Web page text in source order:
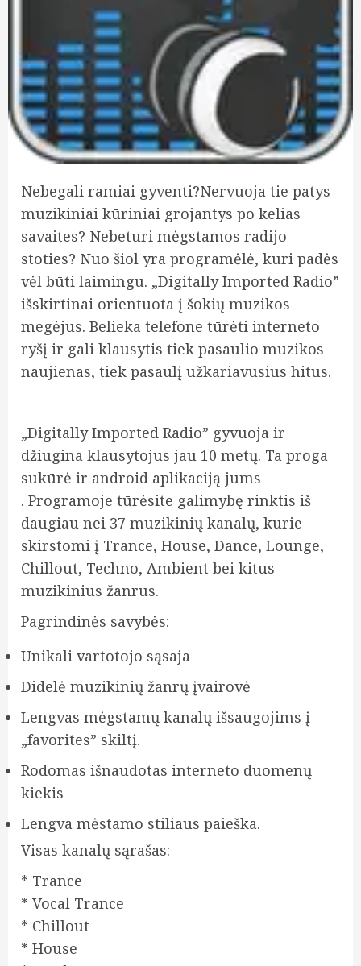
Nebegali ramiai gyventi?Nervuoja tie patys
muzikiniai kūriniai grojantys po kelias
savaites? Nebeturi mėgstamos radijo
stoties? Nuo šiol yra programėlė, kuri padės
vėl būti laimingu. „Digitally Imported Radio”
išskirtinai orientuota į šokių muzikos
megėjus. Belieka telefone tūrėti interneto
ryšį ir gali klausytis tiek pasaulio muzikos
naujienas, tiek pasaulį užkariavusius hitus.
„Digitally Imported Radio” gyvuoja ir
džiugina klausytojus jau 10 metų. Ta proga
sukūrė ir android aplikaciją jums
. Programoje tūrėsite galimybę rinktis iš
daugiau nei 37 muzikinių kanalų, kurie
skirstomi į Trance, House, Dance, Lounge,
Chillout, Techno, Ambient bei kitus
muzikinius žanrus.
Pagrindinės savybės:
Unikali vartotojo sąsaja
Didelė muzikinių žanrų įvairovė
Lengvas mėgstamų kanalų išsaugojims į
„favorites” skiltį.
Rodomas išnaudotas interneto duomenų
kiekis
Lengva mėstamo stiliaus paieška.
Visas kanalų sąrašas:
* Trance
* Vocal Trance
* Chillout
* House